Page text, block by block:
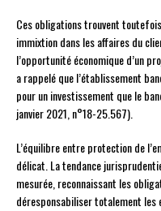
Ces obligations trouvent
immixtion dans les affaires du
l’opportunité économique d’un
a rappelé que l’établissement
pour un investissement que le
janvier 2021, n°18-25.567).
L’équilibre entre protection de
délicat. La tendance
mesurée, reconnaissant les
déresponsabiliser totalement les